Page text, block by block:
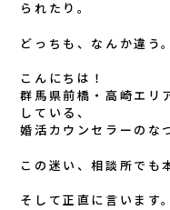
られたり。
どっちも、なんか違う。
こんにちは！
群馬県前橋・高崎エリ
している、
婚活カウンセラーのな
この迷い、相談所でも
そして正直に言います。